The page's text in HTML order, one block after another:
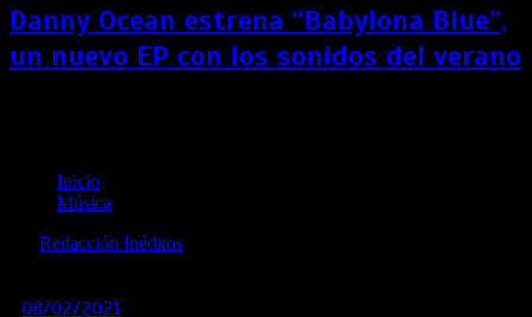
Danny Ocean estrena “Babylona Blue”,
un nuevo EP con los sonidos del verano
Inicio
Música
Redacción Inéditos
08/02/2021